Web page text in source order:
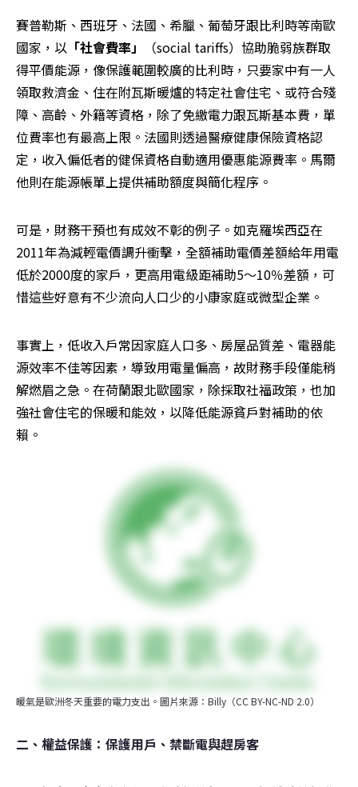
賽普勒斯、西班牙、法國、希臘、葡萄牙跟比利時等南歐
國家，以 「社會費率」
（social tariffs）協助脆弱族群取
得平價能源，像保護範圍較廣的比利時，只要家中有一人
領取救濟金、住在附瓦斯暖爐的特定社會住宅、或符合殘
障、高齡、外籍等資格，除了免繳電力跟瓦斯基本費，單
位費率也有最高上限。法國則透過醫療健康保險資格認
定，收入偏低者的健保資格自動適用優惠能源費率。馬爾
他則在能源帳單上提供補助額度與簡化程序。
可是，財務干預也有成效不彰的例子。如克羅埃西亞在
2011年為減輕電價調升衝擊，全額補助電價差額給年用電
低於2000度的家戶，更高用電級距補助5～10％差額，可
惜這些好意有不少流向人口少的小康家庭或微型企業。
事實上，低收入戶常因家庭人口多、房屋品質差、電器能
源效率不佳等因素，導致用電量偏高，故財務手段僅能稍
解燃眉之急。在荷蘭跟北歐國家，除採取社福政策，也加
強社會住宅的保暖和能效，以降低能源貧戶對補助的依
賴。
暖氣是歐洲冬天重要的電力支出。圖片來源：Billy（CC BY-NC-ND 2.0）
二、權益保護：保護用戶、禁斷電與趕房客